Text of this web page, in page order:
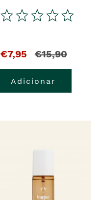
€7,95 €15,90
Adicionar